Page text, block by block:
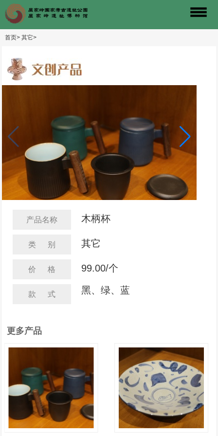
首页> 其它>
产品名称 木柄杯
类 别 其它
价 格 99.00/个
款 式 黑、绿、蓝
更多产品